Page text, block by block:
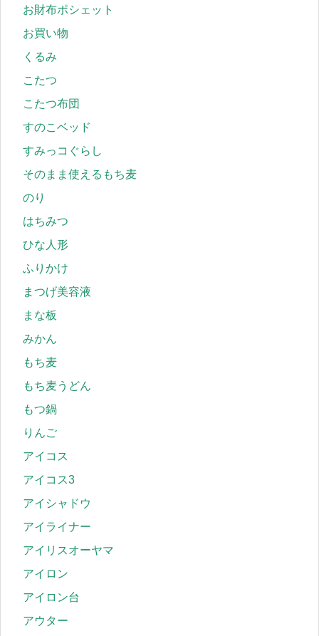
お財布ポシェット
お買い物
くるみ
こたつ
こたつ布団
すのこベッド
すみっコぐらし
そのまま使えるもち麦
のり
はちみつ
ひな人形
ふりかけ
まつげ美容液
まな板
みかん
もち麦
もち麦うどん
もつ鍋
りんご
アイコス
アイコス3
アイシャドウ
アイライナー
アイリスオーヤマ
アイロン
アイロン台
アウター